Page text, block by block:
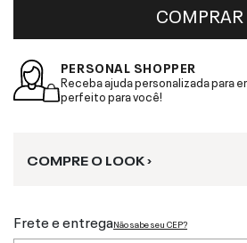
COMPRAR
PERSONAL SHOPPER
Receba ajuda personalizada para
perfeito para você!
COMPRE O LOOK ›
Frete e entregaNão sabe seu CEP?